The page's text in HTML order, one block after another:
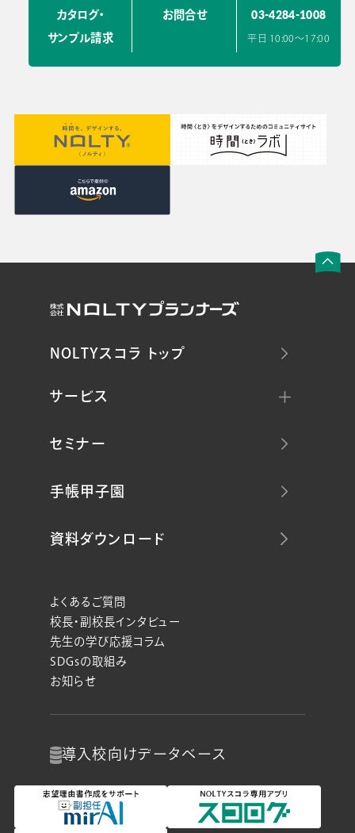
カタログ・
サンプル請求
お問合せ 03-4284-1008
平日 10:00〜17:00
NOLTYスコラ トップ
サービス
セミナー
手帳甲子園
資料ダウンロード
よくあるご質問
校長・副校長インタビュー
先生の学び応援コラム
SDGsの取組み
お知らせ
導入校向けデータベース